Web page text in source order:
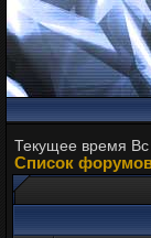
Текущее время
Список